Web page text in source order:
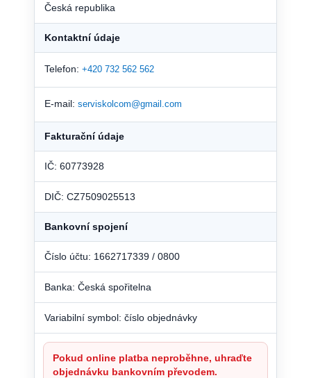
Česká republika
Kontaktní údaje
Telefon: +420 732 562 562
E-mail: serviskolcom@gmail.com
Fakturační údaje
IČ: 60773928
DIČ: CZ7509025513
Bankovní spojení
Číslo účtu: 1662717339 / 0800
Banka: Česká spořitelna
Variabilní symbol: číslo objednávky
Pokud online platba neproběhne, uhraďte
objednávku bankovním převodem.